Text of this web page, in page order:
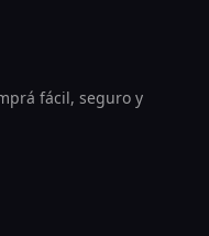
fácil, seguro y